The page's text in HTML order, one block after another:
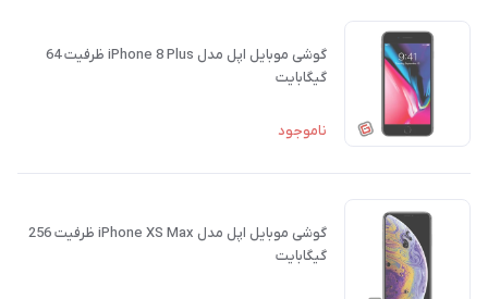
گوشی موبایل اپل مدل iPhone 8 Plus ظرفیت 64
گیگابایت
ناموجود
گوشی موبایل اپل مدل iPhone XS Max ظرفیت 256
گیگابایت